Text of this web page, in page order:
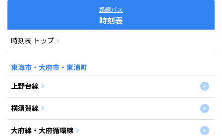
路線バス
時刻表
時刻表 トップ
東海市・大府市・東浦町
上野台線
横須賀線
大府線・大府循環線